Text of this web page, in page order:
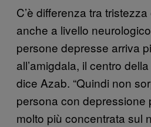
C’è differenza tra
anche a livello
persone depresse arriva
all’amigdala, il centro
dice Azab. “Quindi non
persona con depressione
molto più concentrata sul